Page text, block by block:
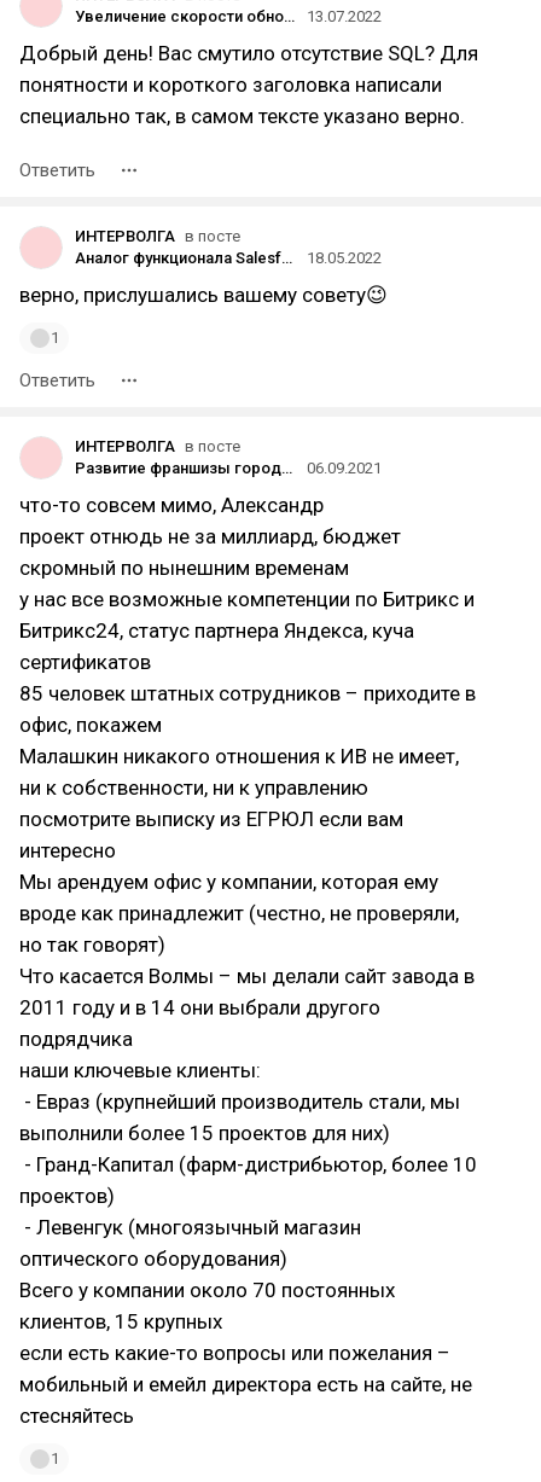
Увеличение скорости обновления информации в 100 раз за счет миграции данных из хранилища на базе СУБД PostgreSQL
13.07.2022
Добрый день! Вас смутило отсутствие SQL? Для
понятности и короткого заголовка написали
специально так, в самом тексте указано верно.
Ответить
ИНТЕРВОЛГА в посте
Аналог функционала Salesforce CRM в России
18.05.2022
верно, прислушались вашему совету😉
1
Ответить
ИНТЕРВОЛГА в посте
Развитие франшизы городских порталов с нуля
06.09.2021
что-то совсем мимо, Александр
проект отнюдь не за миллиард, бюджет
скромный по нынешним временам
у нас все возможные компетенции по Битрикс и
Битрикс24, статус партнера Яндекса, куча
сертификатов
85 человек штатных сотрудников – приходите в
офис, покажем
Малашкин никакого отношения к ИВ не имеет,
ни к собственности, ни к управлению
посмотрите выписку из ЕГРЮЛ если вам
интересно
Мы арендуем офис у компании, которая ему
вроде как принадлежит (честно, не проверяли,
но так говорят)
Что касается Волмы – мы делали сайт завода в
2011 году и в 14 они выбрали другого
подрядчика
наши ключевые клиенты:
- Евраз (крупнейший производитель стали, мы
выполнили более 15 проектов для них)
- Гранд-Капитал (фарм-дистрибьютор, более 10
проектов)
- Левенгук (многоязычный магазин
оптического оборудования)
Всего у компании около 70 постоянных
клиентов, 15 крупных
если есть какие-то вопросы или пожелания –
мобильный и емейл директора есть на сайте, не
стесняйтесь
1